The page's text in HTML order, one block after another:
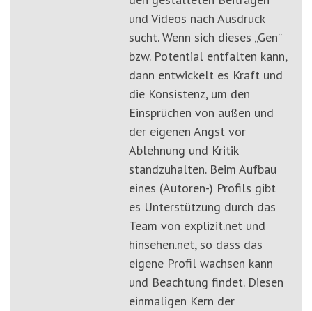
und Videos nach Ausdruck
sucht. Wenn sich dieses „Gen“
bzw. Potential entfalten kann,
dann entwickelt es Kraft und
die Konsistenz, um den
Einsprüchen von außen und
der eigenen Angst vor
Ablehnung und Kritik
standzuhalten. Beim Aufbau
eines (Autoren-) Profils gibt
es Unterstützung durch das
Team von explizit.net und
hinsehen.net, so dass das
eigene Profil wachsen kann
und Beachtung findet. Diesen
einmaligen Kern der